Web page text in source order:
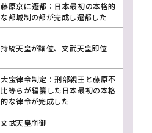
藤原京に遷都：日本最初の本格的
な都城制の都が完成し遷都した
持統天皇が譲位、文武天皇即位
大宝律令制定：刑部親王と藤原不
比等らが編纂した日本最初の本格
的な律令が完成した
文武天皇崩御